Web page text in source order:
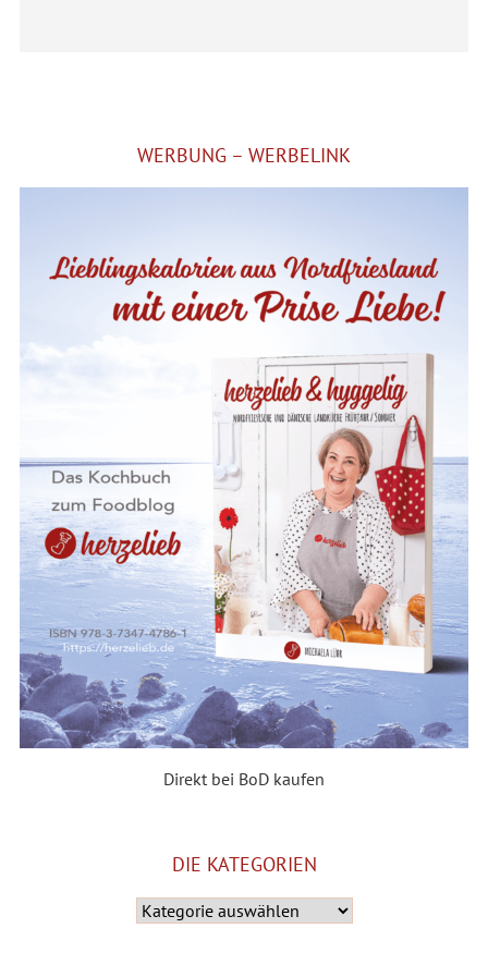
WERBUNG – WERBELINK
Direkt bei BoD kaufen
DIE KATEGORIEN